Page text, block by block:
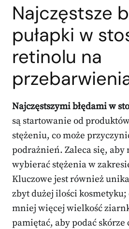
Najczęstsze
pułapki w
retinolu na
Najczęstszymi błędami w
są startowanie od
stężeniu, co może
podrażnień. Zaleca się, aby
wybierać stężenia w
Kluczowe jest również
zbyt dużej ilości
mniej więcej wielkość
pamiętać, aby podać skórze